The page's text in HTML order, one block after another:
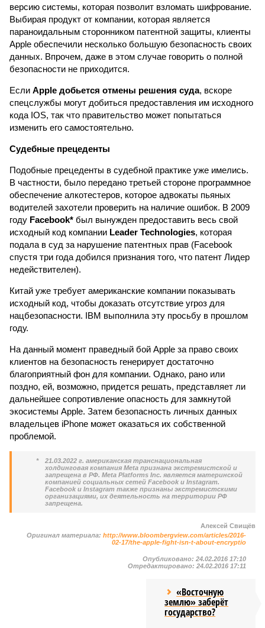
версию системы, которая позволит взломать шифрование.
Выбирая продукт от компании, которая является
параноидальным сторонником патентной защиты, клиенты
Apple обеспечили несколько большую безопасность своих
данных. Впрочем, даже в этом случае говорить о полной
безопасности не приходится.
Если Apple добьется отмены решения суда, вскоре
спецслужбы могут добиться предоставления им исходного
кода IOS, так что правительство может попытаться
изменить его самостоятельно.
Судебные прецеденты
Подобные прецеденты в судебной практике уже имелись.
В частности, было передано третьей стороне программное
обеспечение алкотестеров, которое адвокаты пьяных
водителей захотели проверить на наличие ошибок. В 2009
году Facebook* был вынужден предоставить весь свой
исходный код компании Leader Technologies, которая
подала в суд за нарушение патентных прав (Facebook
спустя три года добился признания того, что патент Лидер
недействителен).
Китай уже требует американские компании показывать
исходный код, чтобы доказать отсутствие угроз для
нацбезопасности. IBM выполнила эту просьбу в прошлом
году.
На данный момент праведный бой Apple за право своих
клиентов на безопасность генерирует достаточно
благоприятный фон для компании. Однако, рано или
поздно, ей, возможно, придется решать, представляет ли
дальнейшее сопротивление опасность для замкнутой
экосистемы Apple. Затем безопасность личных данных
владельцев iPhone может оказаться их собственной
проблемой.
*
21.03.2022 г. американская транснациональная
холдинговая компания Meta признана экстремистской и
запрещена в РФ. Meta Platforms Inc. является материнской
компанией социальных сетей Facebook и Instagram.
Facebook и Instagram также признаны экстремистскими
организациями, их деятельность на территории РФ
запрещена.
Алексей Свищёв
Оригинал материала: http://www.bloombergview.com/articles/2016-
02-17/the-apple-fight-isn-t-about-encryptio
Опубликовано: 24.02.2016 17:10
Отредактировано: 24.02.2016 17:11
«Восточную
землю» заберёт
государство?